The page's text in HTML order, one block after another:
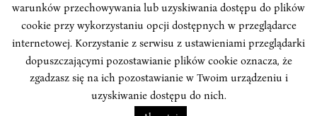
INSTYTUT BOYMA. WSZELKIE PRAWA ZASTRZEŻONE.Polityka
Prywatności Serwisu Polityka Prywatności Fundacji
Beata Świerczyńska , development
warunków przechowywania lub uzyskiwania dostępu do plików
cookie przy wykorzystaniu opcji dostępnych w przeglądarce
internetowej. Korzystanie z serwisu z ustawieniami przeglądarki
dopuszczającymi pozostawianie plików cookie oznacza, że
zgadzasz się na ich pozostawianie w Twoim urządzeniu i
uzyskiwanie dostępu do nich.